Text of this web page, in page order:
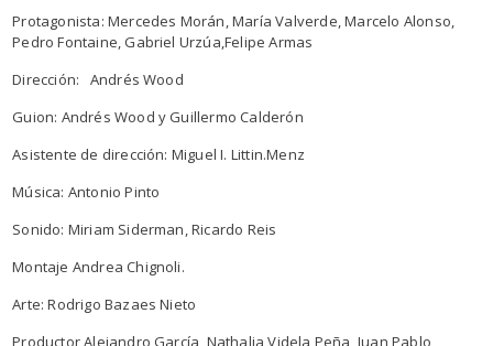
Protagonista: Mercedes Morán, María Valverde, Marcelo Alonso,
Pedro Fontaine, Gabriel Urzúa,Felipe Armas
Dirección: Andrés Wood
Guion: Andrés Wood y Guillermo Calderón
Asistente de dirección: Miguel I. Littin.Menz
Música: Antonio Pinto
Sonido: Miriam Siderman, Ricardo Reis
Montaje Andrea Chignoli.
Arte: Rodrigo Bazaes Nieto
Productor Alejandro García, Nathalia Videla Peña, Juan Pablo